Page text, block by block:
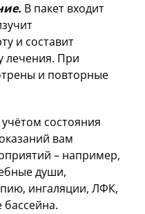
В пакет входит
и составит
лечения. При
и повторные
состояния
вам
– например,
души,
ингаляции, ЛФК,